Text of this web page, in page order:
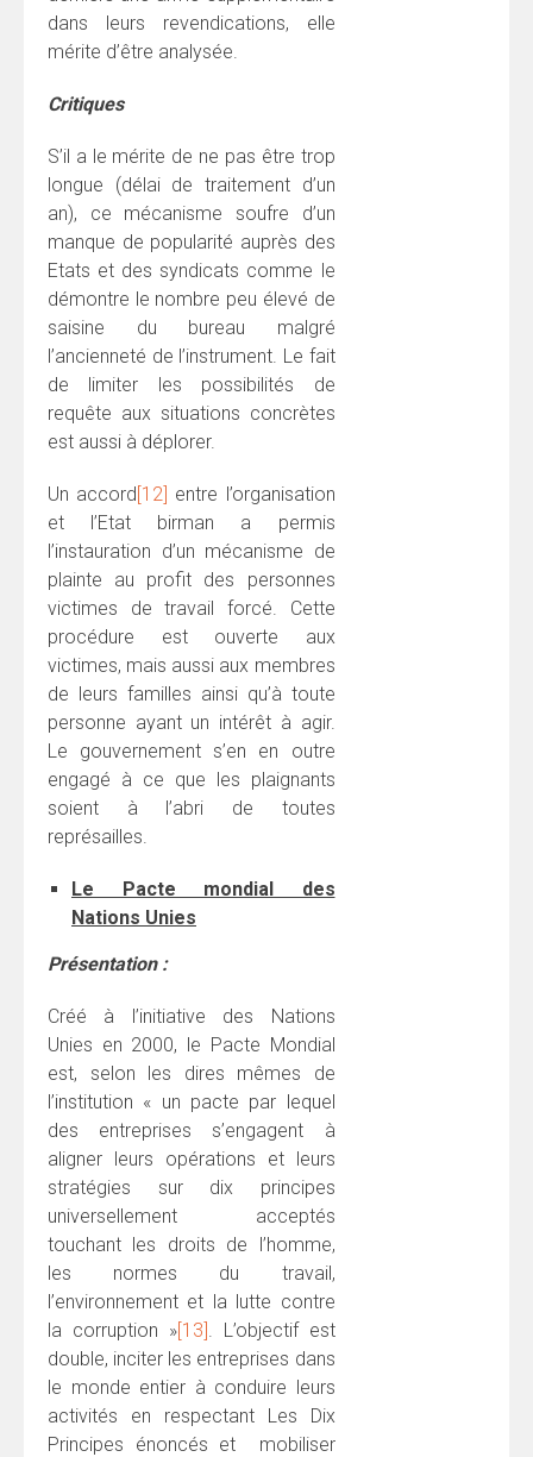
dans leurs revendications, elle
mérite d’être analysée.
Critiques
S’il a le mérite de ne pas être trop
longue (délai de traitement d’un
an), ce mécanisme soufre d’un
manque de popularité auprès des
Etats et des syndicats comme le
démontre le nombre peu élevé de
saisine du bureau malgré
l’ancienneté de l’instrument. Le fait
de limiter les possibilités de
requête aux situations concrètes
est aussi à déplorer.
Un accord[12] entre l’organisation
et l’Etat birman a permis
l’instauration d’un mécanisme de
plainte au profit des personnes
victimes de travail forcé. Cette
procédure est ouverte aux
victimes, mais aussi aux membres
de leurs familles ainsi qu’à toute
personne ayant un intérêt à agir.
Le gouvernement s’en en outre
engagé à ce que les plaignants
soient à l’abri de toutes
représailles.
Le Pacte mondial des
Nations Unies
Présentation :
Créé à l’initiative des Nations
Unies en 2000, le Pacte Mondial
est, selon les dires mêmes de
l’institution « un pacte par lequel
des entreprises s’engagent à
aligner leurs opérations et leurs
stratégies sur dix principes
universellement acceptés
touchant les droits de l’homme,
les normes du travail,
l’environnement et la lutte contre
la corruption »[13]. L’objectif est
double, inciter les entreprises dans
le monde entier à conduire leurs
activités en respectant Les Dix
Principes énoncés et mobiliser